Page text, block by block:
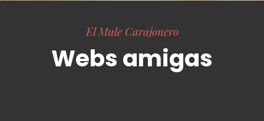
El Mule Carajonero
Webs amigas